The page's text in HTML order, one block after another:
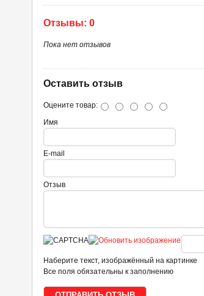
Отзывы: 0
Пока нет отзывов
Оставить отзыв
Оцените товар:
Имя
E-mail
Отзыв
Наберите текст, изображённый на картинке
Все поля обязательны к заполнению